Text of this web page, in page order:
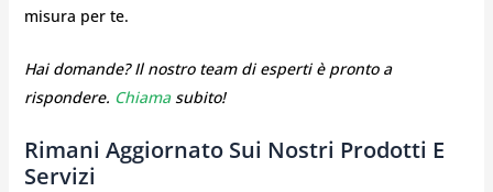
misura per te.
Hai domande? Il nostro team di esperti è pronto a
rispondere. Chiamasubito!
Rimani Aggiornato Sui Nostri Prodotti E
Servizi